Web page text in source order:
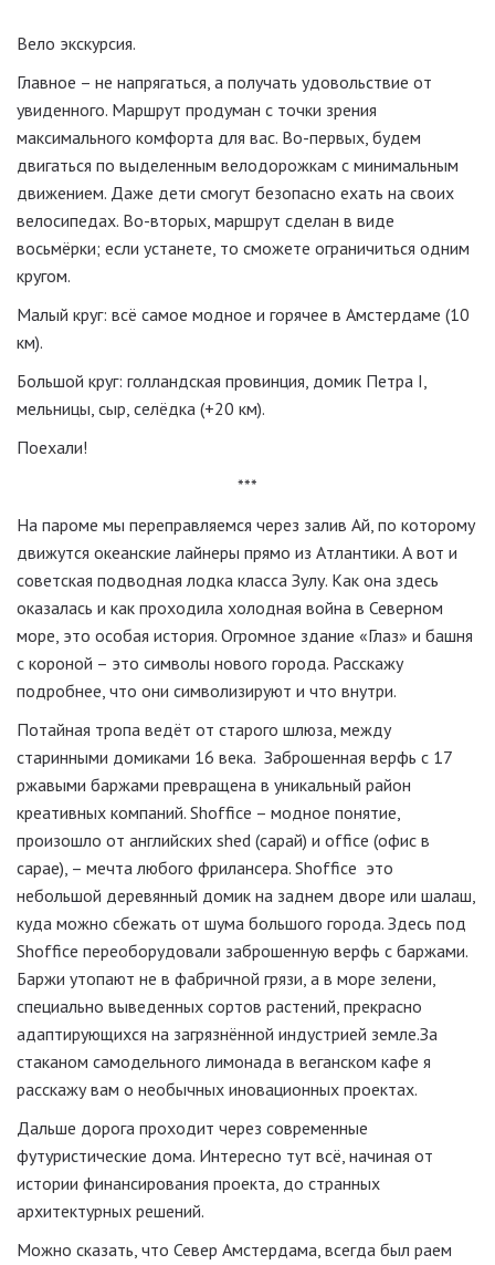
Вело экскурсия.
Главное – не напрягаться, а получать удовольствие от
увиденного. Маршрут продуман с точки зрения
максимального комфорта для вас. Во-первых, будем
двигаться по выделенным велодорожкам с минимальным
движением. Даже дети смогут безопасно ехать на своих
велосипедах. Во-вторых, маршрут сделан в виде
восьмёрки; если устанете, то сможете ограничиться одним
кругом.
Малый круг: всё самое модное и горячее в Амстердаме (10
км).
Большой круг: голландская провинция, домик Петра I,
мельницы, сыр, селёдка (+20 км).
Поехали!
***
На пароме мы переправляемся через залив Ай, по которому
движутся океанские лайнеры прямо из Атлантики. А вот и
советская подводная лодка класса Зулу. Как она здесь
оказалась и как проходила холодная война в Северном
море, это особая история. Огромное здание «Глаз» и башня
с короной – это символы нового города. Расскажу
подробнее, что они символизируют и что внутри.
Потайная тропа ведёт от старого шлюза, между
старинными домиками 16 века. Заброшенная верфь c 17
ржавыми баржами превращена в уникальный район
креативных компаний. Shoffice – модное понятие,
произошло от английских shed (сарай) и office (офис в
сарае), – мечта любого фрилансера. Shoffice это
небольшой деревянный домик на заднем дворе или шалаш,
куда можно сбежать от шума большого города. Здесь под
Shoffice переоборудовали заброшенную верфь с баржами.
Баржи утопают не в фабричной грязи, а в море зелени,
специально выведенных сортов растений, прекрасно
адаптирующихся на загрязнённой индустрией земле.За
стаканом самодельного лимонада в веганском кафе я
расскажу вам о необычных иновационных проектах.
Дальше дорога проходит через современные
футуристические дома. Интересно тут всё, начиная от
истории финансирования проекта, до странных
архитектурных решений.
Можно сказать, что Север Амстердама, всегда был раем